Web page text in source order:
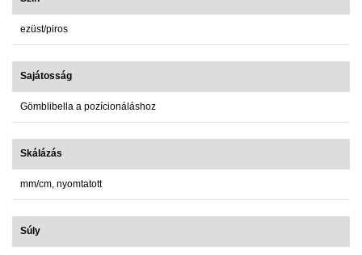
ezüst/piros
Sajátosság
Gömblibella a pozícionáláshoz
Skálázás
mm/cm, nyomtatott
Súly